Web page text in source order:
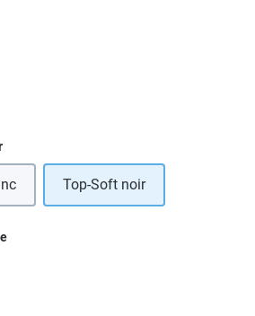
Top-Soft noir